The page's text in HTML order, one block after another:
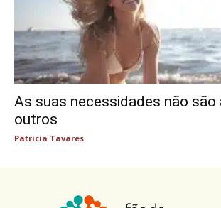
As suas necessidades não são
outros
Patricia Tavares